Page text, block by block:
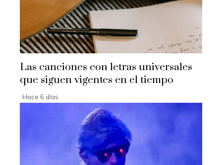
Las canciones con letras universales
que siguen vigentes en el tiempo
Hace 6 días